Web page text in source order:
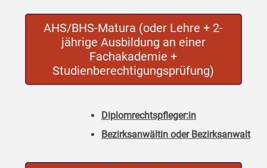
AHS/BHS-Matura (oder Lehre + 2-
jährige Ausbildung an einer
Fachakademie +
Studienberechtigungsprüfung)
Diplomrechtspfleger:in
Bezirksanwältin oder Bezirksanwalt